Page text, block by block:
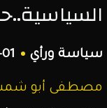
الشمال
السوري.
سياسة ورأي
مصطفى أبو